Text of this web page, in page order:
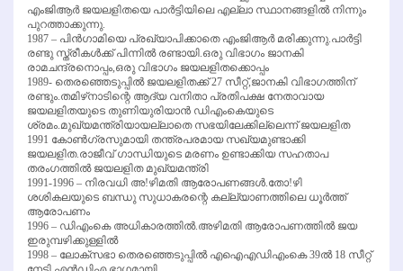
എംജിആര്‍ ജയലളിതയെ പാര്‍ട്ടിയിലെ എല്ലാ സ്ഥാനങ്ങളില്‍ നിന്നും
പുറത്താക്കുന്നു.
1987 – പിന്‍ഗാമിയെ പ്രഖ്യാപിക്കാതെ എംജിആര്‍ മരിക്കുന്നു.പാര്‍ട്ടി
രണ്ടു സ്ത്രീകള്‍ക്ക് പിന്നില്‍ രണ്ടായി.ഒരു വിഭാഗം ജാനകി
രാമചന്ദ്രനൊപ്പം,ഒരു വിഭാഗം ജയലളിതക്കൊപ്പം
1989- തെരഞ്ഞെടുപ്പില്‍ ജയലളിതക്ക് 27 സീറ്റ്,ജാനകി വിഭാഗത്തിന്
രണ്ടും.തമിഴ്‌നാടിന്റെ ആദ്യ വനിതാ പ്രതിപക്ഷ നേതാവായ
ജയലളിതയുടെ തുണിയുരിയാന്‍ ഡിഎംകെയുടെ
ശ്രമം.മുഖ്യമന്ത്രിയായല്ലാതെ സഭയിലേക്കില്ലെന്ന് ജയലളിത
1991 കോണ്‍ഗ്രസുമായി തന്ത്രപരമായ സഖ്യമുണ്ടാക്കി
ജയലളിത.രാജീവ് ഗാന്ധിയുടെ മരണം ഉണ്ടാക്കിയ സഹതാപ
തരംഗത്തില്‍ ജയലളിത മുഖ്യമന്ത്രി
1991-1996 – നിരവധി അ!ഴിമതി ആരോപണങ്ങള്‍.തോ!ഴി
ശശികലയുടെ ബന്ധു സുധാകരന്റെ കല്ല്യാണത്തിലെ ധൂര്‍ത്ത്
ആരോപണം
1996 – ഡിഎംകെ അധികാരത്തില്‍.അഴിമതി ആരോപണത്തില്‍ ജയ
ഇരുമ്പഴിക്കുള്ളില്‍
1998 – ലോക്‌സഭാ തെരഞ്ഞെടുപ്പില്‍ എഐഎഡിഎംകെ 39ല്‍ 18 സീറ്റ്